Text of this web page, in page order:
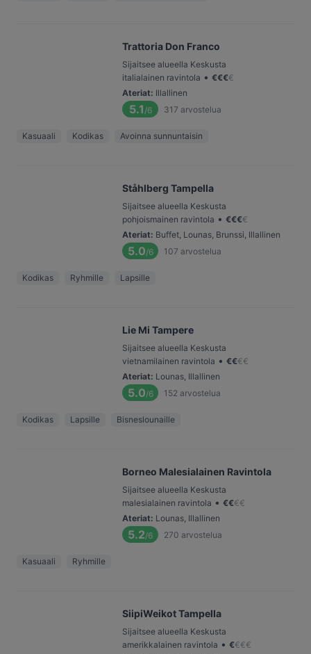
Trattoria Don Franco
Sijaitsee alueella Keskusta
italialainen ravintola • €€€€
Ateriat: Illallinen
5.1 /6 317 arvostelua
Kasuaali Kodikas Avoinna sunnuntaisin
Ståhlberg Tampella
Sijaitsee alueella Keskusta
pohjoismainen ravintola • €€€€
Ateriat: Buffet, Lounas, Brunssi, Illallinen
5.0/6 107 arvostelua
Kodikas Ryhmille Lapsille
Lie Mi Tampere
Sijaitsee alueella Keskusta
vietnamilainen ravintola • €€€€
Ateriat: Lounas, Illallinen
5.0/6 152 arvostelua
Kodikas Lapsille Bisneslounaille
Borneo Malesialainen Ravintola
Sijaitsee alueella Keskusta
malesialainen ravintola • €€€€
Ateriat: Lounas, Illallinen
5.2/6 270 arvostelua
Kasuaali Ryhmille
SiipiWeikot Tampella
Sijaitsee alueella Keskusta
amerikkalainen ravintola • €€€€